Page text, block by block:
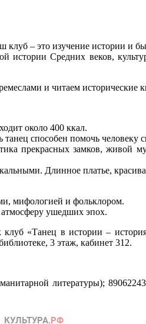
– это изучение истории и
истории Средних веков,
и читаем исторические
около 400 ккал.
способен помочь человеку
прекрасных замков,
Длинное платье,
мифологией и фольклором.
ушедших эпох.
«Танец в истории –
3 этаж, кабинет 312.
литературы);